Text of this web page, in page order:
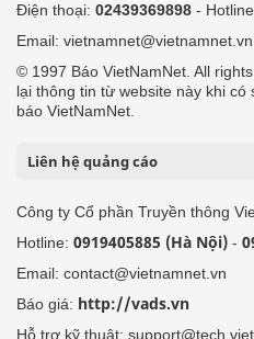
Điện thoại: 02439369898 -
Email: vietnamnet@vietnamnet.vn
© 1997 Báo VietNamNet. All
lại thông tin từ website này khi
báo VietNamNet.
Liên hệ quảng cáo
Công ty Cổ phần Truyền thông
Hotline: 0919405885 (Hà Nội) -
Email: contact@vietnamnet.vn
Báo giá: http://vads.vn
Hỗ trợ kỹ thuật: